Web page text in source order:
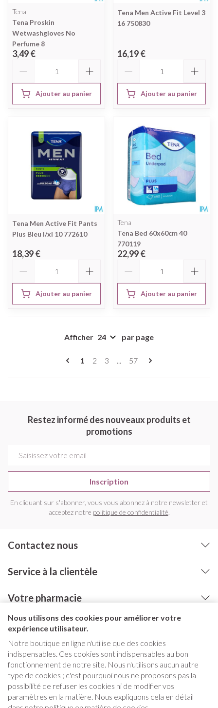
Nous utilisons des cookies pour améliorer votre
expérience utilisateur.
Notre boutique en ligne n'utilise que des cookies
indispensables. Ces cookies sont indispensables au bon
fonctionnement de notre site. Nous n'utilisons aucun autre
type de cookies ; c'est pourquoi nous ne proposons pas la
possibilité de refuser les cookies ni de modifier vos
paramètres en la matière. Nous expliquons cela en détail
Tena
Tena Proskin
Wetwashgloves No
Perfume 8
3,49 €
Ajouter au panier
Tena Men Active Fit Level 3
16 750830
16,19 €
Ajouter au panier
Tena Men Active Fit Pants
Plus Bleu l/xl 10 772610
18,39 €
Ajouter au panier
Tena
Tena Bed 60x60cm 40
770119
22,99 €
Ajouter au panier
Pages
Vous lisez actuellement la page
1 Page
2 Page
3 ... Page
57
Afficher par page
Restez informé des nouveaux produits et
promotions
Inscription
En cliquant sur s'abonner, vous vous abonnez à notre newsletter et
acceptez notre politique de confidentialité.
Contactez nous
Service à la clientèle
Votre pharmacie
Liens légaux